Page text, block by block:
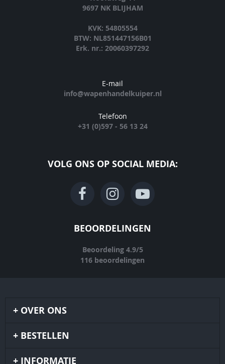
9697 NK BLIJHAM
KVK: 54805554
BTW: NL851447156B01
Erk. nr.: 20060397292
E-mail
info@wapenhandelkuiper.nl
Telefoon
+31 (0)597 - 56 13 24
VOLG ONS OP SOCIAL MEDIA:
BEOORDELINGEN
Beoordeling 4.9/5
116 beoordelingen
OVER ONS
BESTELLEN
INFORMATIE